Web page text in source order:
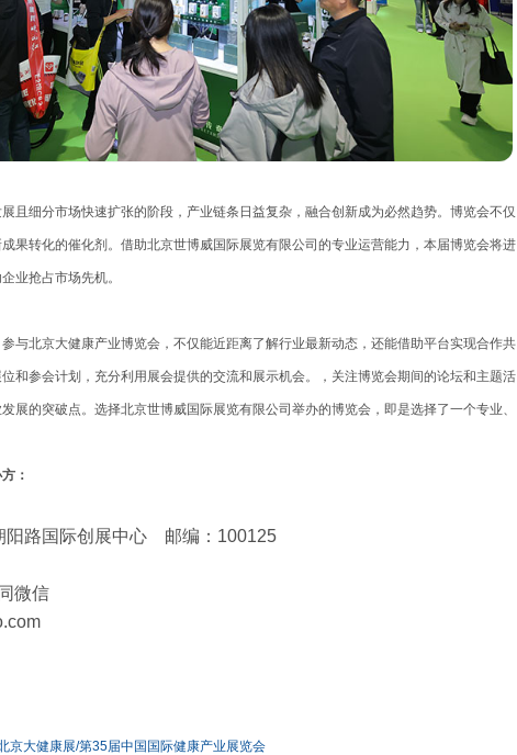
且细分市场快速扩张的阶段，产业链条日益复杂，融合创新成为必然趋势。博览会不仅
果转化的催化剂。借助北京世博威国际展览有限公司的专业运营能力，本届博览会将进
业抢占市场先机。
与北京大健康产业博览会，不仅能近距离了解行业最新动态，还能借助平台实现合作共
和参会计划，充分利用展会提供的交流和展示机会。，关注博览会期间的论坛和主题活
展的突破点。选择北京世博威国际展览有限公司举办的博览会，即是选择了一个专业、
：
阳路国际创展中心
邮编： 100125
微信
京大健康展/第35届中国国际健康产业展览会